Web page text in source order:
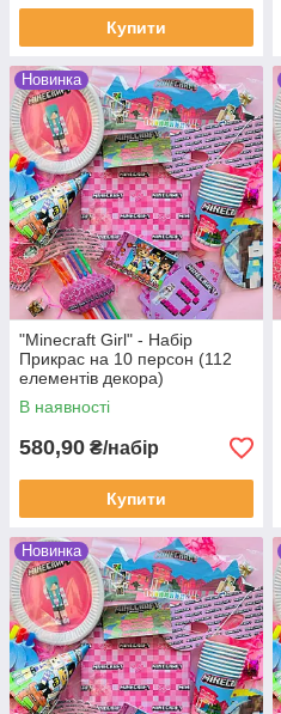
Купити
Новинка
"Minecraft Girl" - Набір
Прикрас на 10 персон (112
елементів декора)
В наявності
580,90 ₴/набір
Купити
Новинка